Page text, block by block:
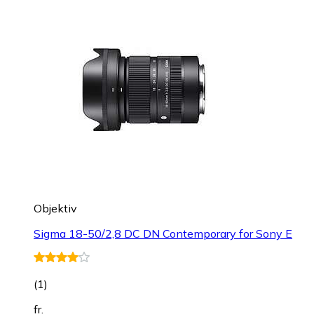
Objektiv
Sigma 18-50/2,8 DC DN Contemporary for Sony E
(1)
fr.